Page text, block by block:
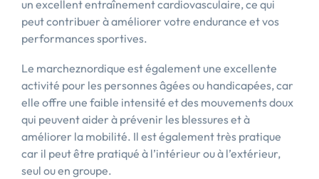
un excellent entraînement cardiovasculaire, ce qui
peut contribuer à améliorer votre endurance et vos
performances sportives.
Le marcheznordique est également une excellente
activité pour les personnes âgées ou handicapées, car
elle offre une faible intensité et des mouvements doux
qui peuvent aider à prévenir les blessures et à
améliorer la mobilité. Il est également très pratique
car il peut être pratiqué à l’intérieur ou à l’extérieur,
seul ou en groupe.